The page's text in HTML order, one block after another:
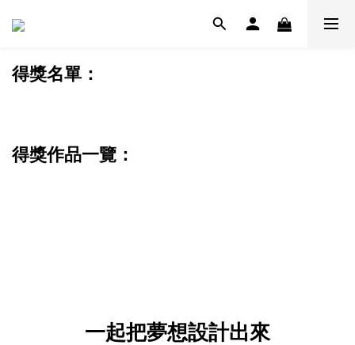
得獎名單：
得獎作品一覽：
一起把夢想設計出來